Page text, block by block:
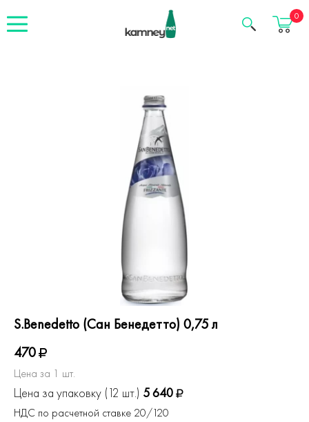
0
Корзина
S.Benedetto (Сан Бенедетто) 0,75 л
470
Цена за 1 шт.
Цена за упаковку (12 шт.) 5 640
НДС по расчетной ставке 20/120